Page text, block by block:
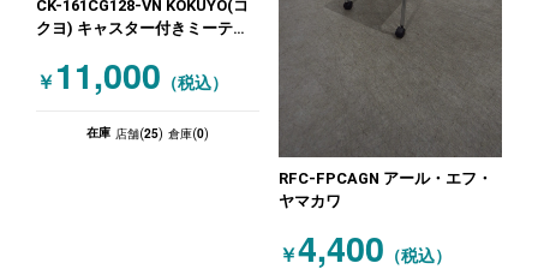
CK-161CG128-VN KOKUYO(コ
クヨ) キャスター付きミーティ
ーン ホワイト
￥ 11,000 （税込）
在庫 店舗(25) 倉庫(0)
RFC-FPCAGN アール・エフ・
ヤマカワ
￥4,400 （税込）